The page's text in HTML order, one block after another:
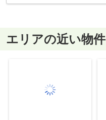
エリアの近い物件